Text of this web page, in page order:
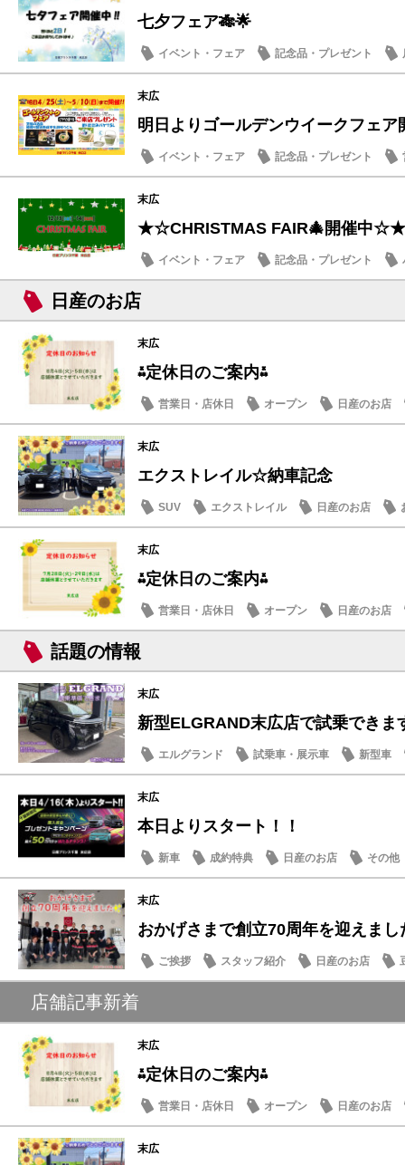
七夕フェア🎋🌟
イベント・フェア 記念品・プレゼント
末広
明日よりゴールデンウイークフェア
イベント・フェア 記念品・プレゼント
その他
末広
★☆CHRISTMAS FAIR🎄開催中☆★
イベント・フェア 記念品・プレゼント
日産のお店
日産のお店
末広
⁂定休日のご案内⁂
営業日・店休日 オープン 日産のお店
末広
エクストレイル☆納車記念
SUV エクストレイル 日産のお店
末広
⁂定休日のご案内⁂
営業日・店休日 オープン 日産のお店
話題の情報
末広
新型ELGRAND末広店で試乗できま
エルグランド 試乗車・展示車 新型車
末広
本日よりスタート！！
新車 成約特典 日産のお店 その他
末広
おかげさまで創立70周年を迎えまし
ご挨拶 スタッフ紹介 日産のお店
店舗記事新着
末広
⁂定休日のご案内⁂
営業日・店休日 オープン 日産のお店
末広